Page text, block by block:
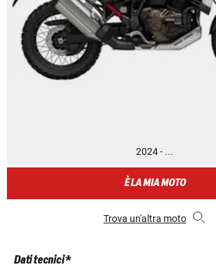
2024 - ...
È LA MIA MOTO
Trova un'altra moto
Dati tecnici *